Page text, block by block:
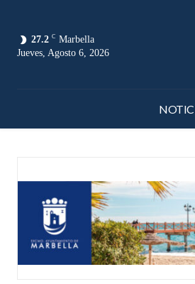
27.2 C Marbella
Jueves, Agosto 6, 2026